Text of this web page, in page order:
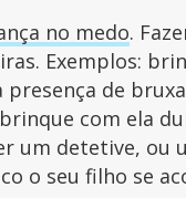
no medo.
Exemplos:
presença de
com ela
um detetive, ou
o seu filho se